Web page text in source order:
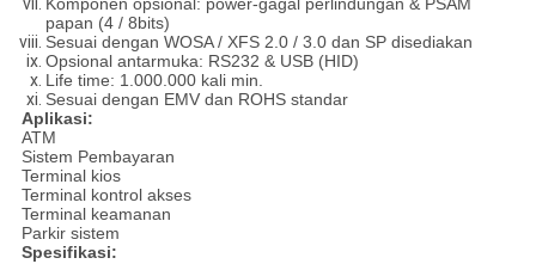
Komponen opsional: power-gagal perlindungan & PSAM
papan (4 / 8bits)
Sesuai dengan WOSA / XFS 2.0 / 3.0 dan SP disediakan
Opsional antarmuka: RS232 & USB (HID)
Life time: 1.000.000 kali min.
Sesuai dengan EMV dan ROHS standar
Aplikasi:
ATM
Sistem Pembayaran
Terminal kios
Terminal kontrol akses
Terminal keamanan
Parkir sistem
Spesifikasi: